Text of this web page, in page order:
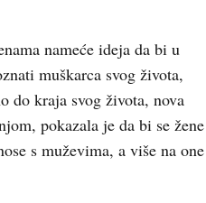
nameće ideja da bi u
muškarca svog života,
do kraja svog života, nova
pokazala je da bi se žene
s muževima, a više na one